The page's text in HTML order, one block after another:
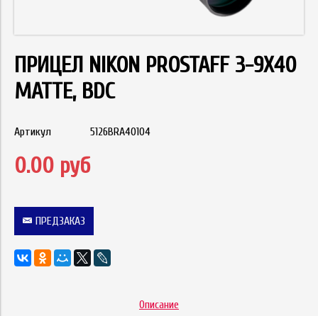
ПРИЦЕЛ NIKON PROSTAFF 3-9X40
MATTE, BDC
Артикул 5126BRA40104
0.00 руб
ПРЕДЗАКАЗ
Описание